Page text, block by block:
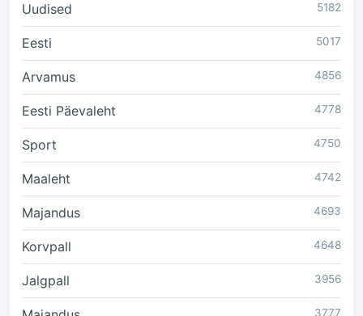
Uudised 5182
Eesti 5017
Arvamus 4856
Eesti Päevaleht 4778
Sport 4750
Maaleht 4742
Majandus 4693
Korvpall 4648
Jalgpall 3956
3777